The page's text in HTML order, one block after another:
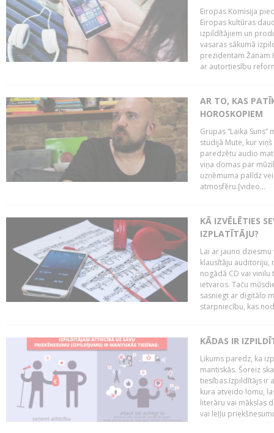
Eiropas Komisija
Eiropas kultūras
izpildītājiem un
vasaras sākumā
prezidentam Žanam
ar autortiesību
AR TO, KAS
HOROSKOPIEM
Grupas “Laika
studijā Mute, kur
paredzētu audio
viņa domas par
uzņēmuma palīdz
atmosfēru.[video...
KĀ IZVĒLĒTIES
IZPLATĪTĀJU?
Lai ar jauno
klausītāju auditoriju,
nogādā CD vai
ietvaros. Taču
sasniegt ar digitālo
starpniecību, kas
KĀDAS IR
Likums paredz, ka
mantiskās. Šoreiz
tiesības.Izpildītājs ir
kura atveido lomu,
literāru vai mākslas
vai leļļu